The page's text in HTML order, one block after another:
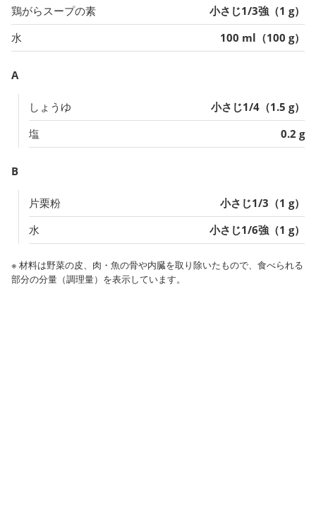
鶏がらスープの素
小さじ1/3強（1 g）
水
100 ml（100 g）
A
しょうゆ
小さじ1/4（1.5 g）
塩
0.2 g
B
片栗粉
小さじ1/3（1 g）
水
小さじ1/6強（1 g）
※ 材料は野菜の皮、肉・魚の骨や内臓を取り除いたもので、食べられる
部分の分量（調理量）を表示しています。